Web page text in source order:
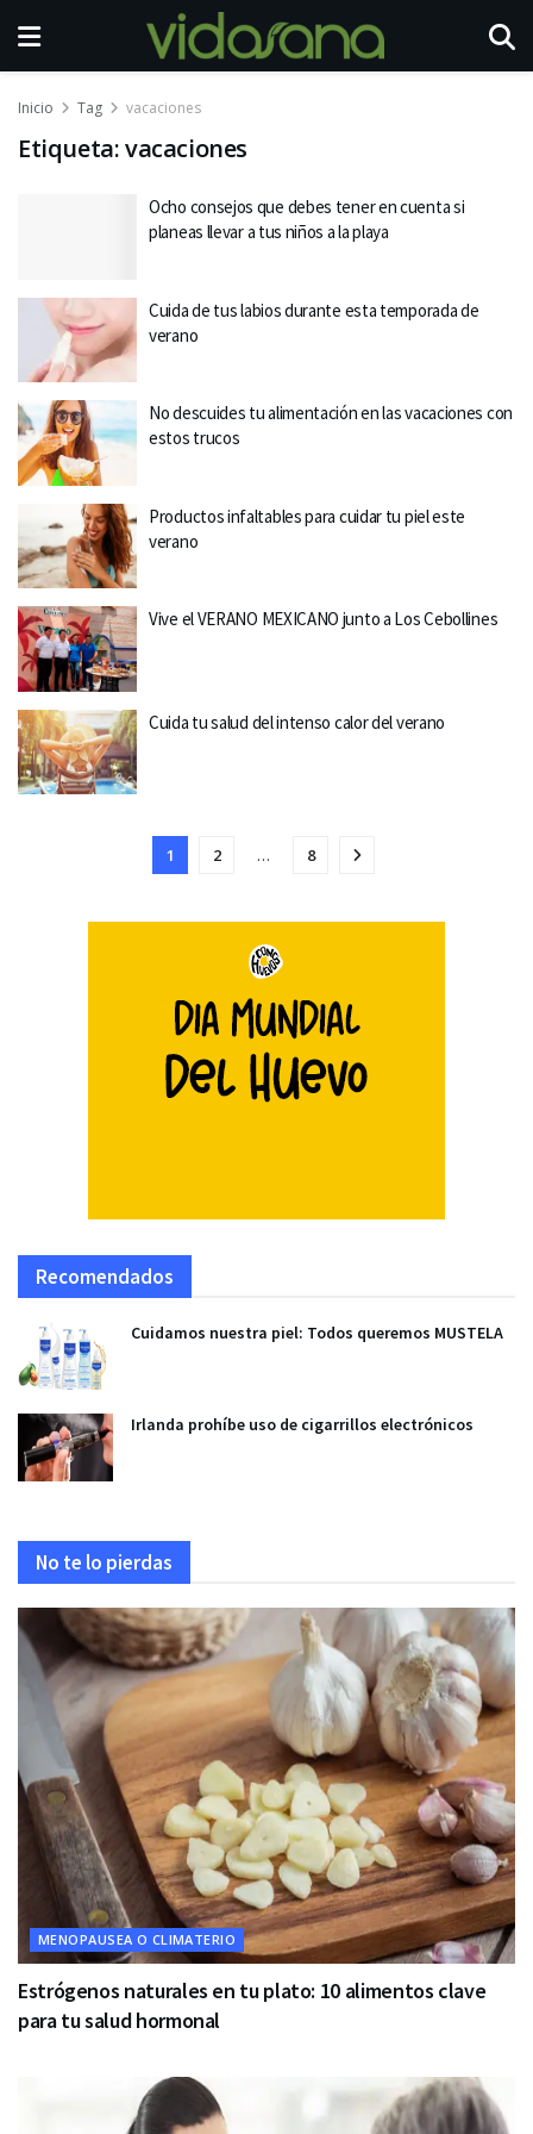
Inicio Tag vacaciones
Etiqueta:vacaciones
Ocho consejos que debes tener en cuenta si
planeas llevar a tus niños a la playa
Cuida de tus labios durante esta temporada de
verano
No descuides tu alimentación en las vacaciones con
estos trucos
Productos infaltables para cuidar tu piel este
verano
Vive el VERANO MEXICANO junto a Los Cebollines
Cuida tu salud del intenso calor del verano
1 2 … 8
Recomendados
Cuidamos nuestra piel: Todos queremos MUSTELA
Irlanda prohíbe uso de cigarrillos electrónicos
No te lo pierdas
MENOPAUSEA O CLIMATERIO
Estrógenos naturales en tu plato: 10 alimentos clave
para tu salud hormonal